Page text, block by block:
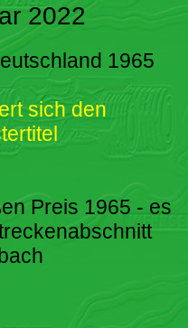
2022
1965
sich den
Preis 1965 - es